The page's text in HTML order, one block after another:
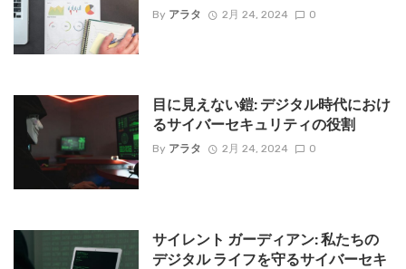
By アラタ 2月 24, 2024 0
目に見えない鎧: デジタル時代におけ
るサイバーセキュリティの役割
By アラタ 2月 24, 2024 0
サイレント ガーディアン: 私たちの
デジタル ライフを守るサイバーセキ